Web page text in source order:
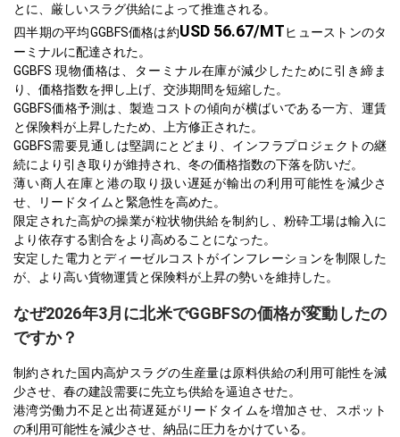
とに、厳しいスラグ供給によって推進される。
四半期の平均GGBFS価格は約USD 56.67/MTヒューストンのタ
ーミナルに配達された。
GGBFS 現物価格は、ターミナル在庫が減少したために引き締ま
り、価格指数を押し上げ、交渉期間を短縮した。
GGBFS価格予測は、製造コストの傾向が横ばいである一方、運賃
と保険料が上昇したため、上方修正された。
GGBFS需要見通しは堅調にとどまり、インフラプロジェクトの継
続により引き取りが維持され、冬の価格指数の下落を防いだ。
薄い商人在庫と港の取り扱い遅延が輸出の利用可能性を減少さ
せ、リードタイムと緊急性を高めた。
限定された高炉の操業が粒状物供給を制約し、粉砕工場は輸入に
より依存する割合をより高めることになった。
安定した電力とディーゼルコストがインフレーションを制限した
が、より高い貨物運賃と保険料が上昇の勢いを維持した。
なぜ2026年3月に北米でGGBFSの価格が変動したの
ですか？
制約された国内高炉スラグの生産量は原料供給の利用可能性を減
少させ、春の建設需要に先立ち供給を逼迫させた。
港湾労働力不足と出荷遅延がリードタイムを増加させ、スポット
の利用可能性を減少させ、納品に圧力をかけている。